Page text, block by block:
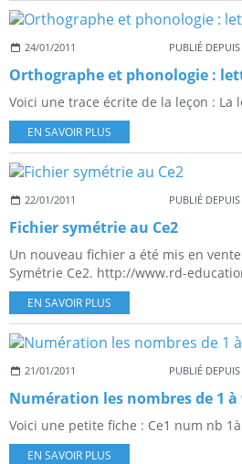
24/01/2011 PUBLIÉ
Orthographe et phonologie :
Voici une trace écrite de la leçon : La
EN SAVOIR PLUS
22/01/2011 PUBLIÉ
Fichier symétrie au Ce2
Un nouveau fichier a été mis en
Symétrie Ce2. http://www.rd-
EN SAVOIR PLUS
21/01/2011 PUBLIÉ
Numération les nombres de 1 à
Voici une petite fiche : Ce1 num nb 1à
EN SAVOIR PLUS